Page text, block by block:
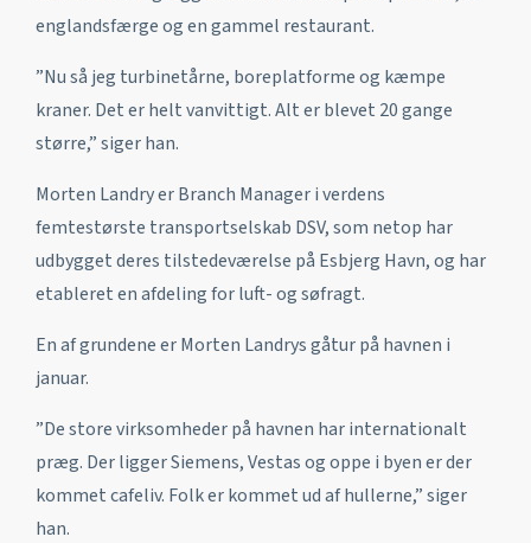
englandsfærge og en gammel restaurant.
”Nu så jeg turbinetårne, boreplatforme og kæmpe
kraner. Det er helt vanvittigt. Alt er blevet 20 gange
større,” siger han.
Morten Landry er Branch Manager i verdens
femtestørste transportselskab DSV, som netop har
udbygget deres tilstedeværelse på Esbjerg Havn, og har
etableret en afdeling for luft- og søfragt.
En af grundene er Morten Landrys gåtur på havnen i
januar.
”De store virksomheder på havnen har internationalt
præg. Der ligger Siemens, Vestas og oppe i byen er der
kommet cafeliv. Folk er kommet ud af hullerne,” siger
han.